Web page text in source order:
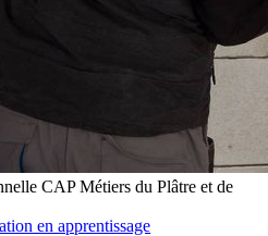
CAPMétiers du Plâtre et de
en apprentissage